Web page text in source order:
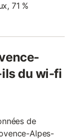
71 %
du wi-fi
de
Alpes-